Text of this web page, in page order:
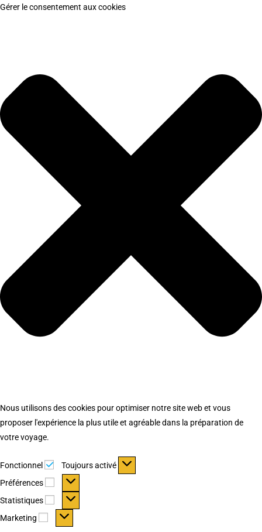
Gérer le consentement aux cookies
Nous utilisons des cookies pour optimiser notre site web et vous
proposer l'expérience la plus utile et agréable dans la préparation de
votre voyage.
Fonctionnel Fonctionnel
Toujours activé
Préférences
Préférences
Statistiques Statistiques
Marketing Marketing